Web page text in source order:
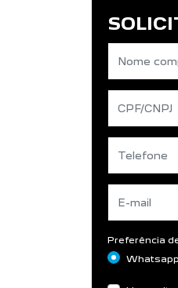
Preferência
Whatsapp